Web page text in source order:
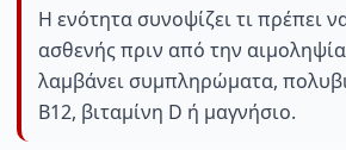
Η ενότητα συνοψίζει τι πρέπει
ασθενής πριν από την
λαμβάνει συμπληρώματα,
B12, βιταμίνη D ή μαγνήσιο.